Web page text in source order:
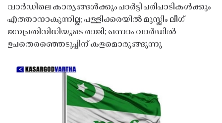
വാർഡിലെ കാര്യങ്ങൾക്കും പാർട്ടി പരിപാടികൾക്കും
എത്താനാകുന്നില്ല; പള്ളിക്കരയിൽ മുസ്ലിം ലീഗ്
ജനപ്രതിനിധിയുടെ രാജി; ഒന്നാം വാർഡിൽ
ഉപതെരഞ്ഞെടുപ്പിന് കളമൊരുങ്ങുന്നു